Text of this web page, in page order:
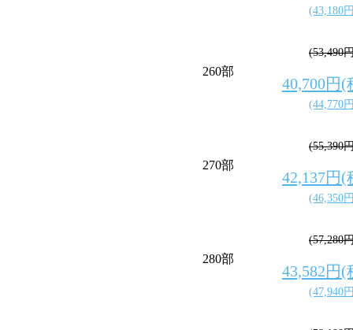
(43,180
260部
(53,490
40,700円(
(44,770
270部
(55,390
42,137円(
(46,350
280部
(57,280
43,582円(
(47,940